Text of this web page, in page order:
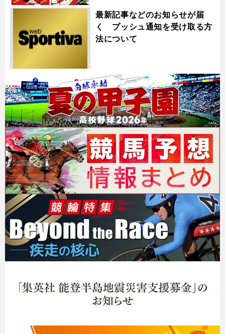
最新記事などのお知らせが届
く プッシュ通知を受け取る方
法について